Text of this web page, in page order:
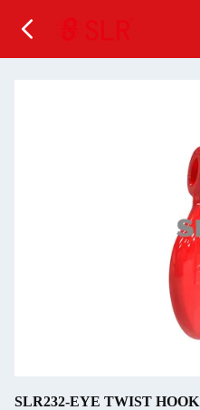
SLR232-EYE TWIST HOOK